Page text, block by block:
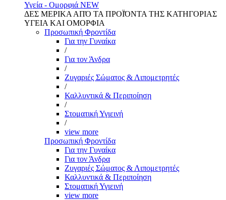
Υγεία - Ομορφιά NEW
ΔΕΣ ΜΕΡΙΚΑ ΑΠΌ ΤΑ ΠΡΟΪΌΝΤΑ ΤΗΣ ΚΑΤΗΓΟΡΙΑΣ
ΥΓΕΙΑ ΚΑΙ ΟΜΟΡΦΙΑ
Προσωπική Φροντίδα
Για την Γυναίκα
/
Για τον Άνδρα
/
Ζυγαριές Σώματος & Λιπομετρητές
/
Καλλυντικά & Περιποίηση
/
Στοματική Υγιεινή
/
view more
Προσωπική Φροντίδα
Για την Γυναίκα
Για τον Άνδρα
Ζυγαριές Σώματος & Λιπομετρητές
Καλλυντικά & Περιποίηση
Στοματική Υγιεινή
view more